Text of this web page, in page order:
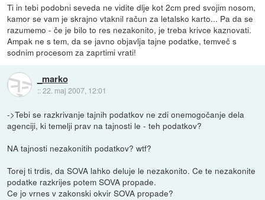
Ti in tebi podobni seveda ne vidite dlje kot 2cm pred svojim nosom,
kamor se vam je skrajno vtaknil račun za letalsko karto... Pa da se
razumemo - če je bilo to res nezakonito, je treba krivce kaznovati.
Ampak ne s tem, da se javno objavlja tajne podatke, temveč s
sodnim procesom za zaprtimi vrati!
_marko
::22. maj 2007, 12:01
->Tebi se razkrivanje tajnih podatkov ne zdi onemogočanje dela
agenciji, ki temelji prav na tajnosti le - teh podatkov?
NA tajnosti nezakonitih podatkov? wtf?
Torej ti trdis, da SOVA lahko deluje le nezakonito. Ce te nezakonite
podatke razkrijes potem SOVA propade.
Ce jo vrnes v zakonski okvir SOVA propade?